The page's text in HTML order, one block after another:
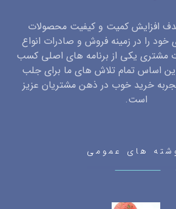
افزایش کمیت و کیفیت محصولات
خود را در زمینه فروش و صادرات انواع
مشتری یکی از برنامه های اصلی کسب
اساس تمام تلاش های ما برای جلب
خرید خوب در ذهن مشتریان عزیز
است.
های عمومی